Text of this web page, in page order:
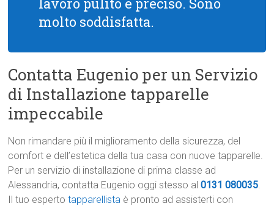
molto soddisfatta.
Contatta Eugenio per un Servizio
di Installazione tapparelle
impeccabile
Non rimandare più il miglioramento della sicurezza, del
comfort e dell’estetica della tua casa con nuove tapparelle.
Per un servizio di installazione di prima classe ad
Alessandria, contatta Eugenio oggi stesso al0131 080035.
Il tuo espertotapparellista è pronto ad assisterti con